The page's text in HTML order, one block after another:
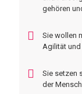
gehören
Sie wollen
Agilität
Sie setzen
der